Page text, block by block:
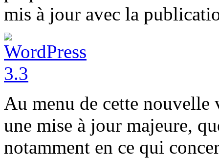
mis à jour avec la
Au menu de cette nouvelle
une mise à jour majeure,
notamment en ce qui